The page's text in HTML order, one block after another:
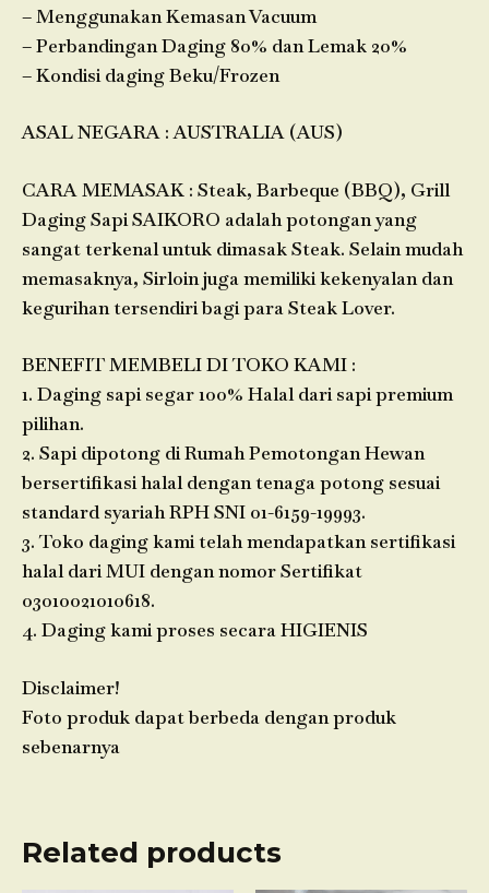
– Menggunakan Kemasan Vacuum
– Perbandingan Daging 80% dan Lemak 20%
– Kondisi daging Beku/Frozen
ASAL NEGARA : AUSTRALIA (AUS)
CARA MEMASAK : Steak, Barbeque (BBQ), Grill
Daging Sapi SAIKORO adalah potongan yang
sangat terkenal untuk dimasak Steak. Selain mudah
memasaknya, Sirloin juga memiliki kekenyalan dan
kegurihan tersendiri bagi para Steak Lover.
BENEFIT MEMBELI DI TOKO KAMI :
1. Daging sapi segar 100% Halal dari sapi premium
pilihan.
2. Sapi dipotong di Rumah Pemotongan Hewan
bersertifikasi halal dengan tenaga potong sesuai
standard syariah RPH SNI 01-6159-19993.
3. Toko daging kami telah mendapatkan sertifikasi
halal dari MUI dengan nomor Sertifikat
03010021010618.
4. Daging kami proses secara HIGIENIS
Disclaimer!
Foto produk dapat berbeda dengan produk
sebenarnya
Related products